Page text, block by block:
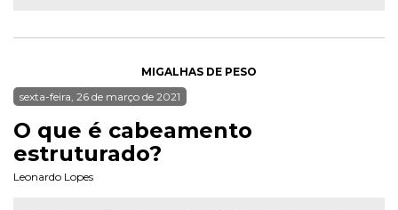
MIGALHAS DE PESO
sexta-feira, 26 de março de 2021
O que é cabeamento
estruturado?
Leonardo Lopes